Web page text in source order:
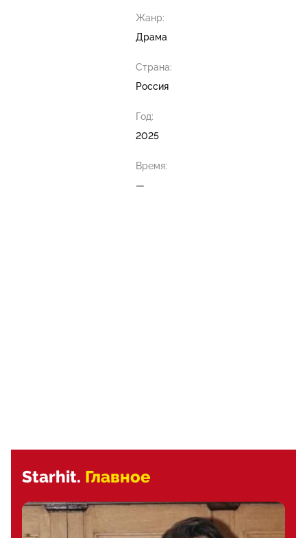
Жанр:
Драма
Страна:
Россия
Год:
2025
Время:
—
Starhit. Главное